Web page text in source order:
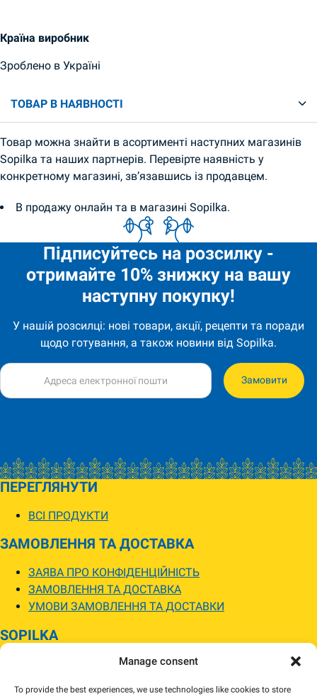
Manage consent
To provide the best experiences, we use technologies like cookies to store
Країна виробник
Зроблено в Україні
ТОВАР В НАЯВНОСТІ
Товар можна знайти в асортименті наступних магазинів
Sopilka та наших партнерів. Перевірте наявність у
конкретному магазині, зв’язавшись із продавцем.
В продажу онлайн та в магазині Sopilka.
Підписуйтесь на розсилку -
отримайте 10% знижку на вашу
наступну покупку!
У нашій розсилці: нові товари, акції, рецепти та поради
щодо готування, а також новини від Sopilka.
Замовити
ПЕРЕГЛЯНУТИ
ВСІ ПРОДУКТИ
ЗАМОВЛЕННЯ ТА ДОСТАВКА
ЗАЯВА ПРО КОНФІДЕНЦІЙНІСТЬ
ЗАМОВЛЕННЯ ТА ДОСТАВКА
УМОВИ ЗАМОВЛЕННЯ ТА ДОСТАВКИ
SOPILKA
МАГАЗИНИ SOPILKA